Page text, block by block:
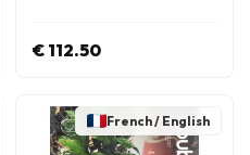
€ 112.50
French / English